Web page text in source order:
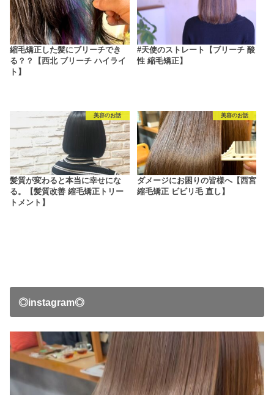
縮毛矯正した髪にブリーチでき
る？？【西北 ブリーチ ハイライ
ト】
#天使のストレート【ブリーチ 酸
性 縮毛矯正】
美容のお話
髪質が変わると本当に幸せにな
る。【髪質改善 縮毛矯正トリー
トメント】
美容のお話
ダメージにお困りの皆様へ【西宮
縮毛矯正 ビビリ毛 直し】
◎instagram◎